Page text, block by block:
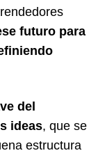
futuro para
del
ideas, que se
estructura